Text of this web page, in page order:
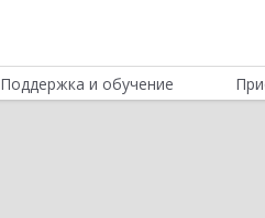
Поддержка и обучение